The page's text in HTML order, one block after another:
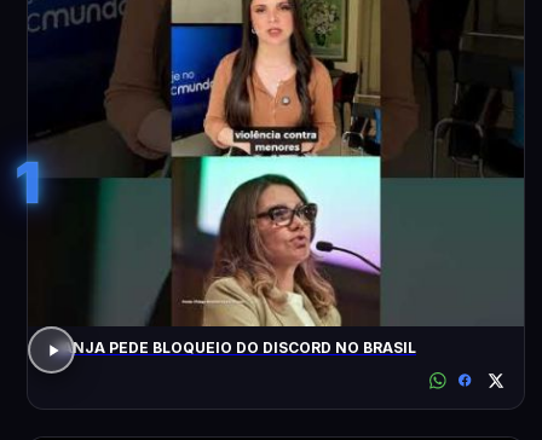
1
JANJA PEDE BLOQUEIO DO DISCORD NO BRASIL